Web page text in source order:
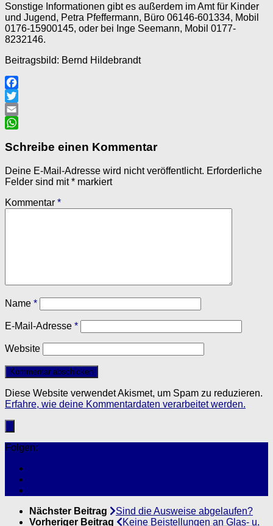
Sonstige Informationen gibt es außerdem im Amt für Kinder
und Jugend, Petra Pfeffermann, Büro 06146-601334, Mobil
0176-15900145, oder bei Inge Seemann, Mobil 0177-
8232146.
Beitragsbild: Bernd Hildebrandt
Facebook
Twitter
Email
Schreibe einen Kommentar
Deine E-Mail-Adresse wird nicht veröffentlicht. Erforderliche
Felder sind mit* markiert
Kommentar *
Name *
E-Mail-Adresse *
Website
Diese Website verwendet Akismet, um Spam zu reduzieren.
Erfahre, wie deine Kommentardaten verarbeitet werden.
Folgen:
Nächster Beitrag
Sind die Ausweise abgelaufen?
Vorheriger Beitrag
Keine Beistellungen an Glas- u.